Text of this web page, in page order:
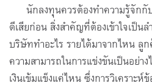
นักลงทุนควรต้องทำความรู้จักกั
ดีเสียก่อน สิ่งสำคัญที่ต้องเข้าใจเป็น
บริษัททำอะไร รายได้มาจากไหน ลู
ความสามารถในการแข่งขันเป็นอย่า
เงินเข้มแข็งแค่ไหน ซึ่งการวิเคราะห์